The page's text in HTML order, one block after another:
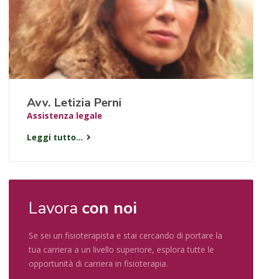
Avv. Letizia Perni
Assistenza legale
Leggi tutto...
Lavora con noi
Se sei un fisioterapista e stai cercando di portare la
tua carriera a un livello superiore, esplora tutte le
opportunità di carriera in fisioterapia.